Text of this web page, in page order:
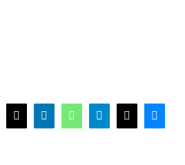
X LinkedInWhatsAppTelegramEmail Bluesky